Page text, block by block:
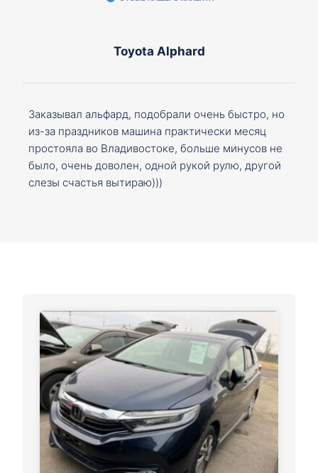
Toyota Alphard
Заказывал альфард, подобрали очень быстро, но
из-за праздников машина практически месяц
простояла во Владивостоке, больше минусов не
было, очень доволен, одной рукой рулю, другой
слезы счастья вытираю)))